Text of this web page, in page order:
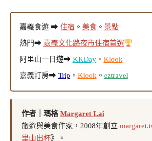
嘉義食遊 ➡ 住宿 。 美食。 景點
熱門➡ 嘉義文化路夜市住宿首選
阿里山一日遊➡ KKDay。 Klook
嘉義訂房➡ Trip 。 Klook 。 eztravel
作者｜瑪格Margaret Lai
旅遊與美食作家，2008年創立
里山出杯》。